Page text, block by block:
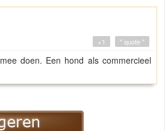
" quote "
+1
doen. Een hond als commercieel